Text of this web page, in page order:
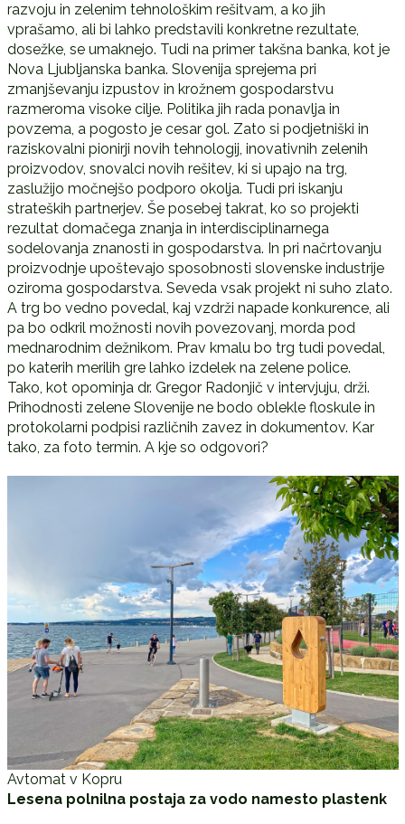
razvoju in zelenim tehnološkim rešitvam, a ko jih
vprašamo, ali bi lahko predstavili konkretne rezultate,
dosežke, se umaknejo. Tudi na primer takšna banka, kot je
Nova Ljubljanska banka. Slovenija sprejema pri
zmanjševanju izpustov in krožnem gospodarstvu
razmeroma visoke cilje. Politika jih rada ponavlja in
povzema, a pogosto je cesar gol. Zato si podjetniški in
raziskovalni pionirji novih tehnologij, inovativnih zelenih
proizvodov, snovalci novih rešitev, ki si upajo na trg,
zaslužijo močnejšo podporo okolja. Tudi pri iskanju
strateških partnerjev. Še posebej takrat, ko so projekti
rezultat domačega znanja in interdisciplinarnega
sodelovanja znanosti in gospodarstva. In pri načrtovanju
proizvodnje upoštevajo sposobnosti slovenske industrije
oziroma gospodarstva. Seveda vsak projekt ni suho zlato.
A trg bo vedno povedal, kaj vzdrži napade konkurence, ali
pa bo odkril možnosti novih povezovanj, morda pod
mednarodnim dežnikom. Prav kmalu bo trg tudi povedal,
po katerih merilih gre lahko izdelek na zelene police.
Tako, kot opominja dr. Gregor Radonjič v intervjuju, drži.
Prihodnosti zelene Slovenije ne bodo oblekle floskule in
protokolarni podpisi različnih zavez in dokumentov. Kar
tako, za foto termin. A kje so odgovori?
Avtomat v Kopru
Lesena polnilna postaja za vodo namesto plastenk